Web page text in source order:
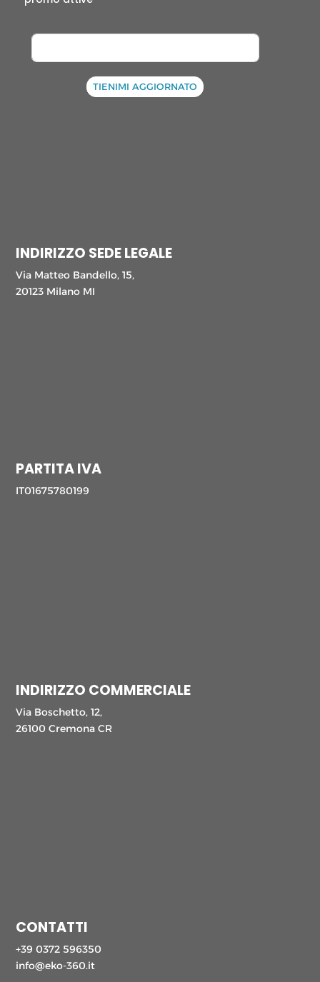
TIENIMI AGGIORNATO
INDIRIZZO SEDE LEGALE
Via Matteo Bandello, 15,
20123 Milano MI
PARTITA IVA
IT01675780199
INDIRIZZO COMMERCIALE
Via Boschetto, 12,
26100 Cremona CR
CONTATTI
+39 0372 596350
info@eko-360.it